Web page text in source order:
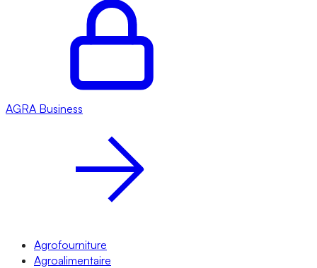
AGRA Business
Agrofourniture
Agroalimentaire